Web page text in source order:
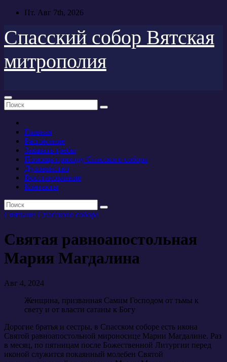
Перейти
содержимому
Пт. Авг 7th, 2026
Спасский собор Вятская
митрополия
Главная
Расписание
Заказать требы
Помощь приходу Спасского собора
Духовенство
Восстановление
Контакты
Святыни Спасского собора
Святая равноапостольная
Мария Магдалина
Авг 4, 2024
Женщина, призванная Самим Господом от тьмы к
свету и от власти сатаны к Богу
Дорогие братья и сестры, в Спасском соборе есть икона
Святой равноапостольной мироносице Марии Магдалине. Раз
в месяц, по пятницам после Божественной Литургии перед
иконой служится покаянный молебен Святой